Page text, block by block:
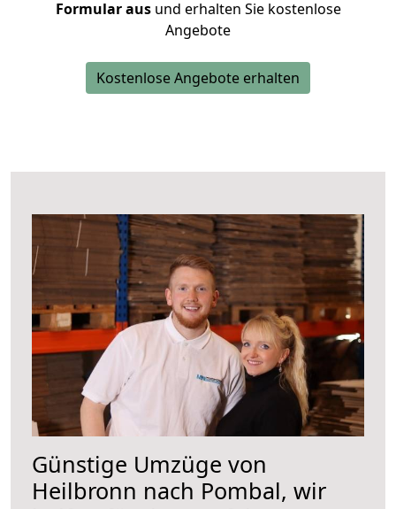
Formular ausund erhalten Sie kostenlose
Angebote
Kostenlose Angebote erhalten
Günstige Umzüge von
Heilbronn nach Pombal, wir